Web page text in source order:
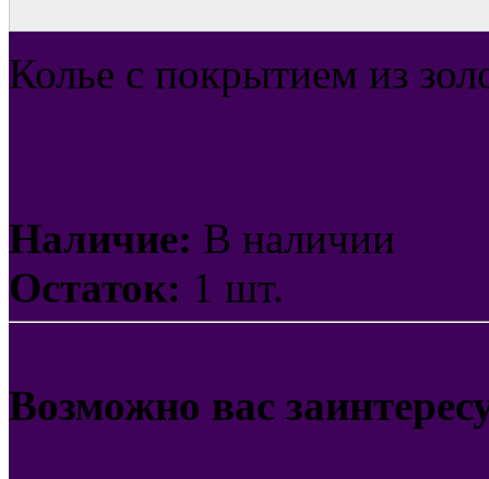
Колье с покрытием из
Наличие: В наличии
Остаток: 1 шт.
Возможно вас